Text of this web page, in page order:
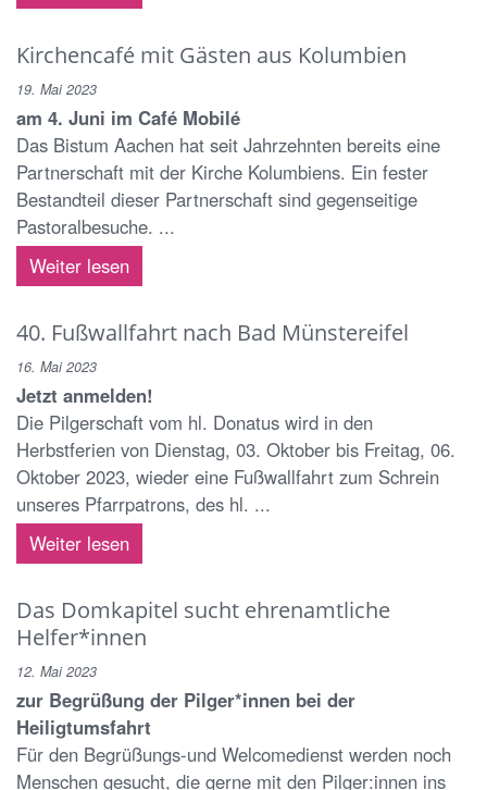
Kirchencafé mit Gästen aus Kolumbien
19. Mai 2023
am 4. Juni im Café Mobilé
Das Bistum Aachen hat seit Jahrzehnten bereits eine
Partnerschaft mit der Kirche Kolumbiens. Ein fester
Bestandteil dieser Partnerschaft sind gegenseitige
Pastoralbesuche. ...
Weiter lesen
40. Fußwallfahrt nach Bad Münstereifel
16. Mai 2023
Jetzt anmelden!
Die Pilgerschaft vom hl. Donatus wird in den
Herbstferien von Dienstag, 03. Oktober bis Freitag, 06.
Oktober 2023, wieder eine Fußwallfahrt zum Schrein
unseres Pfarrpatrons, des hl. ...
Weiter lesen
Das Domkapitel sucht ehrenamtliche
Helfer*innen
12. Mai 2023
zur Begrüßung der Pilger*innen bei der
Heiligtumsfahrt
Für den Begrüßungs-und Welcomedienst werden noch
Menschen gesucht, die gerne mit den Pilger:innen ins